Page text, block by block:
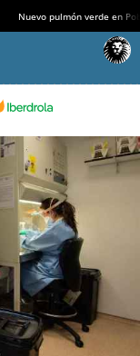
Nuevo pulmón verde en